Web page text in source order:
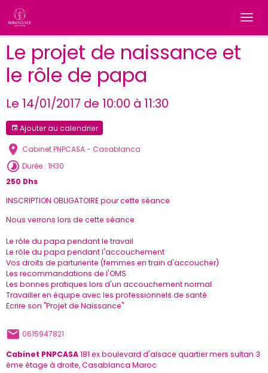
Le projet de naissance et
le rôle de papa
Le 14/01/2017 de 10:00 à 11:30
Ajouter au calendrier
Cabinet PNPCASA - Casablanca
Durée : 1H30
250 Dhs
INSCRIPTION OBLIGATOIRE pour cette séance
Nous verrons lors de cette séance:
Le rôle du papa pendant le travail
Le rôle du papa pendant l'accouchement
Vos droits de parturiente (femmes en train d'accoucher)
Les recommandations de l'OMS
Les bonnes pratiques lors d'un accouchement normal
Travailler en équipe avec les professionnels de santé
Ecrire son "Projet de Naissance"
0615947821
Cabinet PNPCASA181 ex boulevard d'alsace quartier mers sultan 3
ème étage à droite, Casablanca Maroc